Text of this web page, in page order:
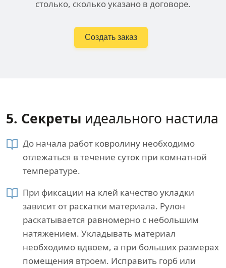
столько, сколько указано в договоре.
Создать заказ
5. Секреты​ идеального настила
До начала работ ковролину необходимо
отлежаться в течение суток при комнатной
температуре.
При фиксации на клей качество укладки
зависит от раскатки материала. Рулон
раскатывается равномерно с небольшим
натяжением. Укладывать материал
необходимо вдвоем, а при больших размерах
помещения втроем. Исправить горб или